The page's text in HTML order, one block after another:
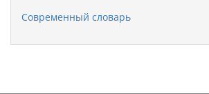
Современный словарь